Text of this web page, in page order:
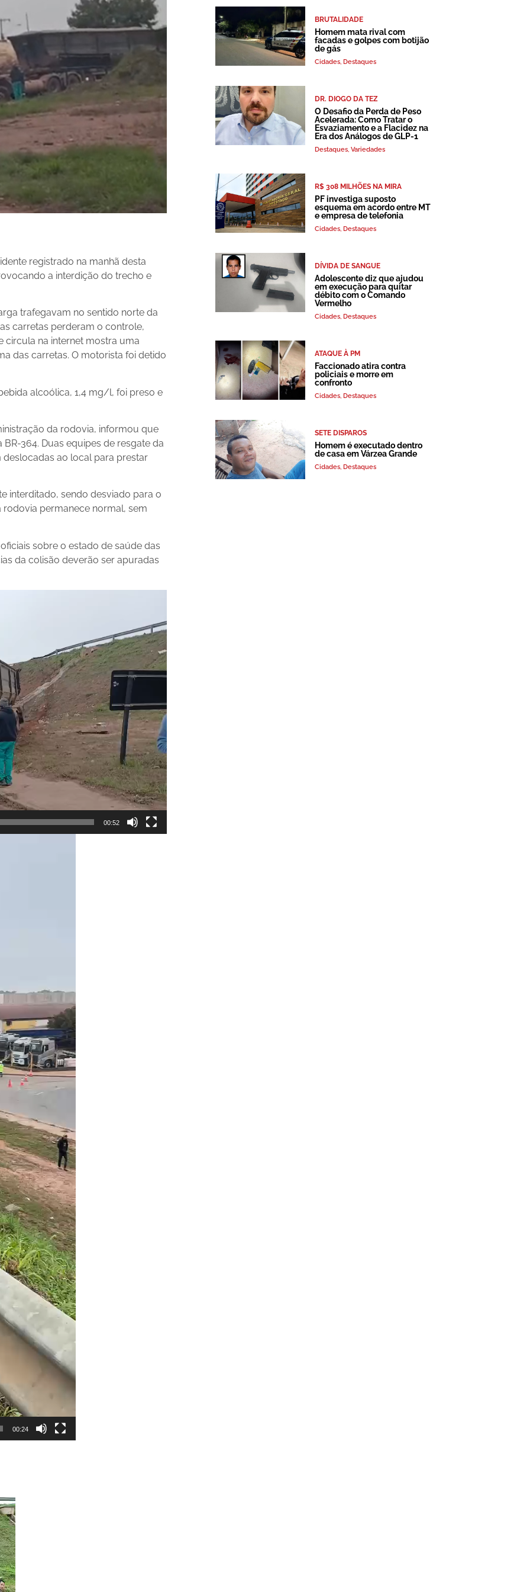
registrado na manhã desta
a interdição do trecho e
trafegavam no sentido norte da
carretas perderam o controle,
circula na internet mostra uma
das carretas. O motorista foi detido
alcoólica, 1,4 mg/l, foi preso e
da rodovia, informou que
364. Duas equipes de resgate da
ao local para prestar
interditado, sendo desviado para o
permanece normal, sem
sobre o estado de saúde das
da colisão deverão ser apuradas
00:52
00:24
BRUTALIDADE
Homem mata rival com
facadas e golpes com botijão
de gás
Cidades, Destaques
DR. DIOGO DA TEZ
O Desafio da Perda de Peso
Acelerada: Como Tratar o
Esvaziamento e a Flacidez na
Era dos Análogos de GLP-1
Destaques, Variedades
R$ 308 MILHÕES NA MIRA
PF investiga suposto
esquema em acordo entre MT
e empresa de telefonia
Cidades, Destaques
DÍVIDA DE SANGUE
Adolescente diz que ajudou
em execução para quitar
débito com o Comando
Vermelho
Cidades, Destaques
ATAQUE À PM
Faccionado atira contra
policiais e morre em
confronto
Cidades, Destaques
SETE DISPAROS
Homem é executado dentro
de casa em Várzea Grande
Cidades, Destaques